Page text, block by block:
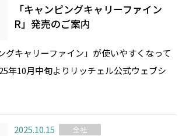
「キャンピングキャリーファイン
R」発売のご案内
グキャリーファイン」が使いやすくなって
年10月中旬よりリッチェル公式ウェブシ
2025.10.15 全社